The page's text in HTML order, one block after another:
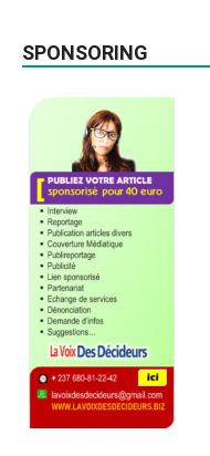
SPONSORING